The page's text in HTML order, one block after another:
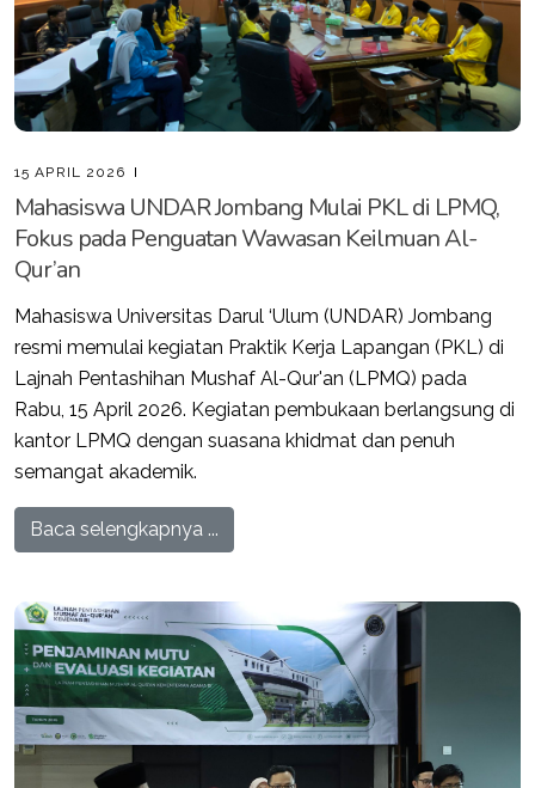
15 APRIL 2026
Mahasiswa UNDAR Jombang Mulai PKL di LPMQ,
Fokus pada Penguatan Wawasan Keilmuan Al-
Qur’an
Mahasiswa Universitas Darul ‘Ulum (UNDAR) Jombang
resmi memulai kegiatan Praktik Kerja Lapangan (PKL) di
Lajnah Pentashihan Mushaf Al-Qur'an (LPMQ) pada
Rabu, 15 April 2026. Kegiatan pembukaan berlangsung di
kantor LPMQ dengan suasana khidmat dan penuh
semangat akademik.
Baca selengkapnya ...